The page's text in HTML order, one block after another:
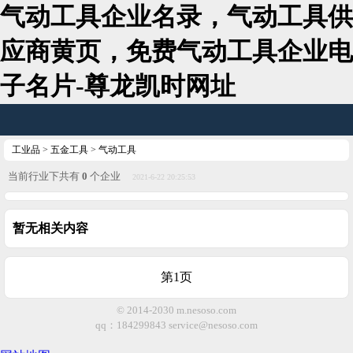
气动工具企业名录，气动工具供
应商黄页，免费气动工具企业电
子名片-尊龙凯时网址
工业品 > 五金工具 > 气动工具
当前行业下共有 0 个企业 2021-6-22 20:25:53
暂无相关内容
第1页
© 2014-2030 m.nesoso.com
qq：184299843 service@nesoso.com